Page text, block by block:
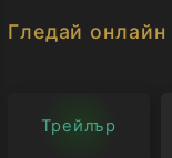
Гледай онлайн
Трейлър